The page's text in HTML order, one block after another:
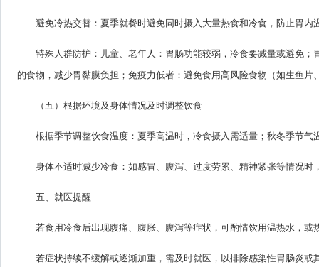
避免冷热交替：夏季就餐时避免同时摄入大量热食和冷食，防止胃内
特殊人群防护：儿童、老年人：胃肠功能较弱，冷食要减量或避免
的食物，减少胃黏膜负担；免疫力低者：避免食用高风险食物（如生鱼片
（五）根据环境及身体情况及时调整饮食
根据季节调整饮食温度：夏季高温时，冷食摄入需适量；秋冬季节
身体不适时减少冷食：如感冒、腹泻、过度劳累、精神紧张等情况
五、就医提醒
若食用冷食后出现腹痛、腹胀、腹泻等症状，可酌情饮用温热水，或
若症状持续不缓解或逐渐加重，需及时就医，以排除感染性胃肠炎或